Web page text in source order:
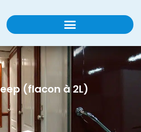
(flacon à 2L)